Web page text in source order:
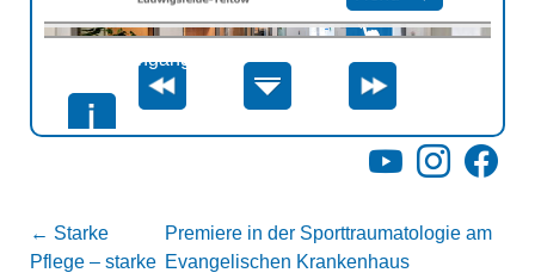
YouTubeInstagram
← Starke
Pflege – starke
Premiere in der Sporttraumatologie am
Evangelischen Krankenhaus